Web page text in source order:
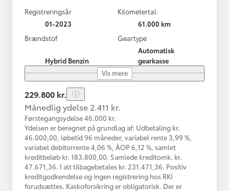
Registreringsår
01-2023
Kilometertal
61.000 km
Brændstof
Hybrid Benzin
Geartype
Automatisk
gearkasse
Vis mere
229.800 kr.
Månedlig ydelse 2.411 kr.
Førstegangsydelse 46.000 kr.
Ydelsen er beregnet på grundlag af: Udbetaling kr.
46.000,00, løbetid 96 måneder, variabel rente 3,99 %,
variabel debitorrente 4,06 %, ÅOP 6,12 %, samlet
kreditbeløb kr. 183.800,00. Samlede kreditomk. kr.
47.671,36. I alt tilbagebetales kr. 231.471,36. Positiv
kreditgodkendelse og ingen registrering hos RKI
forudsættes. Kaskoforsikring er obligatorisk. Der er